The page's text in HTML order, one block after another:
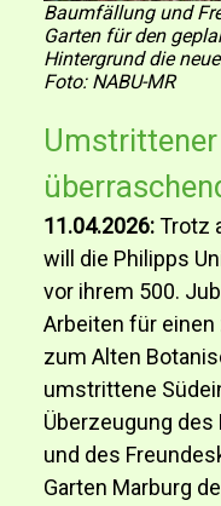
Baumfällung und
Garten für den
Hintergrund die
Foto: NABU-MR
11.04.2026:Trotz
will die Philipps
vor ihrem 500.
Arbeiten für
zum Alten
umstrittene
Überzeugung
und des
Garten Marburg